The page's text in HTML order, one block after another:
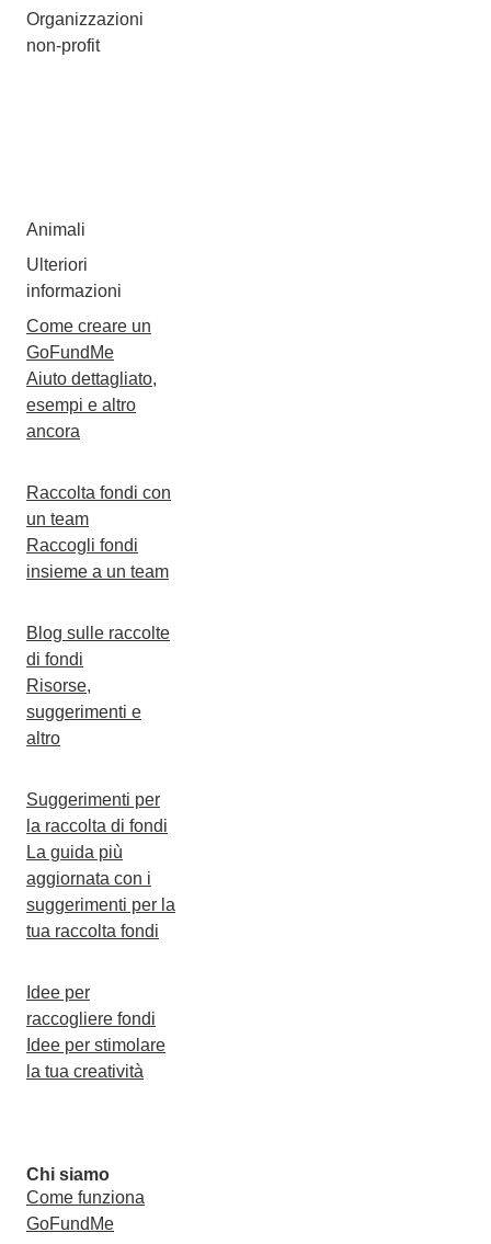
Organizzazioni
non-profit
Animali
Ulteriori
informazioni
Come creare un
GoFundMe
Aiuto dettagliato,
esempi e altro
ancora
Raccolta fondi con
un team
Raccogli fondi
insieme a un team
Blog sulle raccolte
di fondi
Risorse,
suggerimenti e
altro
Suggerimenti per
la raccolta di fondi
La guida più
aggiornata con i
suggerimenti per la
tua raccolta fondi
Idee per
raccogliere fondi
Idee per stimolare
la tua creatività
Chi siamo
Come funziona
GoFundMe